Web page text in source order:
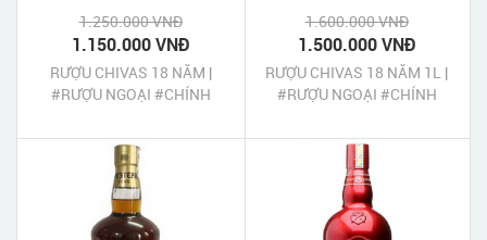
1.250.000 VNĐ
1.150.000 VNĐ
RƯỢU CHIVAS 18 NĂM |
#RƯỢU NGOẠI #CHÍNH
1.600.000 VNĐ
1.500.000 VNĐ
RƯỢU CHIVAS 18 NĂM 1L |
#RƯỢU NGOẠI #CHÍNH